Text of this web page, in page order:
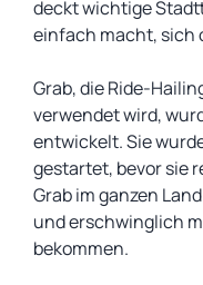
deckt wichtige
einfach macht, sich
Grab, die Ride-
verwendet wird,
entwickelt. Sie
gestartet, bevor sie
Grab im ganzen
und erschwinglich
bekommen.